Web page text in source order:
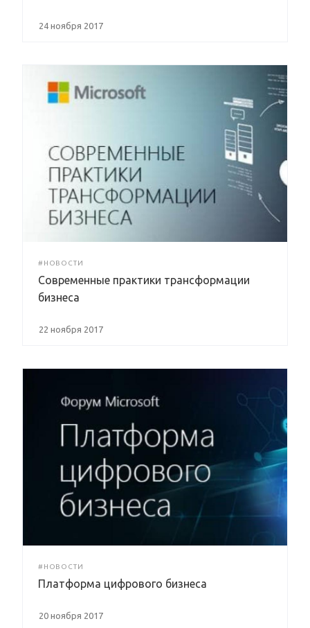
24 ноября 2017
#НОВОСТИ
Современные практики трансформации
бизнеса
22 ноября 2017
#НОВОСТИ
Платформа цифрового бизнеса
20 ноября 2017